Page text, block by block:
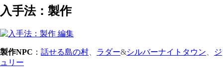
入手法：製作
製作NPC ： 話せる島の村 ラダー&シルバーナイトタウン
ジ
ュリー